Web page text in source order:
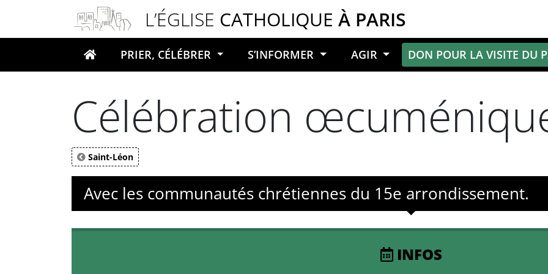
L’ÉGLISE CATHOLIQUE À PARIS
Votre recherche
PRIER, CÉLÉBRER S’INFORMER AGIR DON POUR LA VISITE DU
Célébration
Saint-Léon
Avec les communautés chrétiennes du 15e arrondissement.
INFOS
Panneau de gestion des cookies